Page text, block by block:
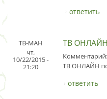
ответить
ТВ-МАН
чт,
10/22/2015 -
21:20
ТВ ОНЛАЙН
Комментарий:
ТВ ОНЛАЙН
ответить